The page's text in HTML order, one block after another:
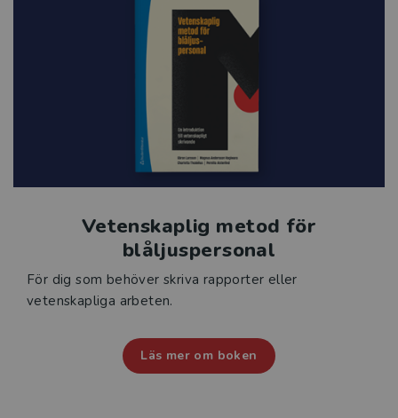
Vetenskaplig metod för
blåljuspersonal
För dig som behöver skriva rapporter eller
vetenskapliga arbeten.
Läs mer om boken